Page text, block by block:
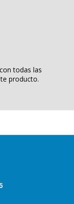
todas las
producto.